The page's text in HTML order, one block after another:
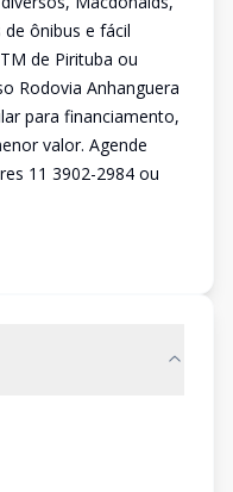
ônibus e fácil
de Pirituba ou
Rodovia Anhanguera
para financiamento,
valor. Agende
11 3902-2984 ou